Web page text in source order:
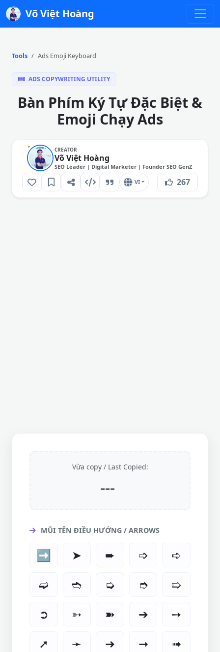
Võ Việt Hoàng
Tools Ads Emoji Keyboard
ADS COPYWRITING UTILITY
Bàn Phím Ký Tự Đặc Biệt &
Emoji Chạy Ads
CREATOR
Võ Việt Hoàng
SEO Leader | Digital Marketer | Founder SEO GenZ
VI 267
Vừa copy / Last Copied:
---
MŨI TÊN ĐIỀU HƯỚNG / ARROWS
➡️ ➤ ➨ ➩
➪
➫
➬ ➭ ➮
➯
➲
➳ ➽ ➔
➙
➚
➛ ➜ ➞
➟